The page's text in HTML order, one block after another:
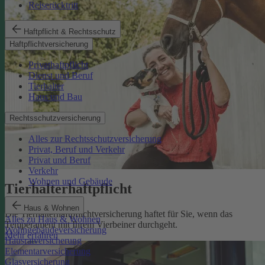
Reiserücktritt
Haftpflicht & Rechtsschutz
Haftpflichtversicherung
Privathaftpflicht
Dienst und Beruf
Tierhalter
Haus und Bau
Rechtsschutzversicherung
Alles zur Rechtsschutzversicherung
Privat, Beruf und Verkehr
Privat und Beruf
Verkehr
Wohnen und Gebäude
Haus & Wohnen
Alles zu Haus & Wohnen
Wohngebäudeversicherung
Hausratversicherung
Elementarversicherung
Glasversicherung
Tierhalterhaftpflicht
Die Tierhalterhaftpflichtversicherung haftet für Sie, wenn das
Temperament mit Ihrem Vierbeiner durchgeht.
Mehr erfahren